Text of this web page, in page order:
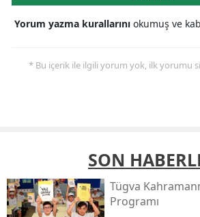
Yorum yazma kurallarını okumuş ve
* Bu içerik ile ilgili yorum yok, ilk yorumu
SON
Tügva
Programı